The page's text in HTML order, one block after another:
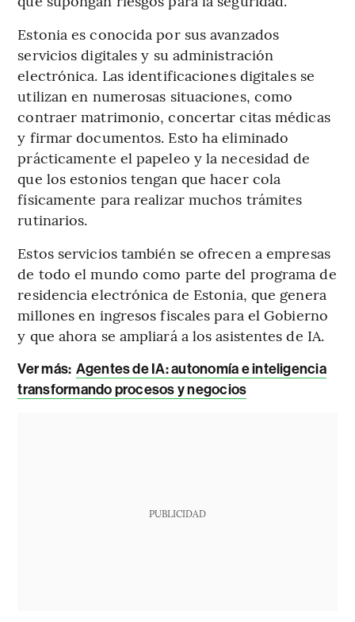
Estonia es conocida por sus avanzados
servicios digitales y su administración
electrónica. Las identificaciones digitales se
utilizan en numerosas situaciones, como
contraer matrimonio, concertar citas médicas
y firmar documentos. Esto ha eliminado
prácticamente el papeleo y la necesidad de
que los estonios tengan que hacer cola
físicamente para realizar muchos trámites
rutinarios.
Estos servicios también se ofrecen a empresas
de todo el mundo como parte del programa de
residencia electrónica de Estonia, que genera
millones en ingresos fiscales para el Gobierno
y que ahora se ampliará a los asistentes de IA.
Ver más: Agentes de IA: autonomía e inteligencia
transformando procesos y negocios
PUBLICIDAD